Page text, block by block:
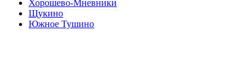
Хорошево-Мневники
Щукино
Южное Тушино